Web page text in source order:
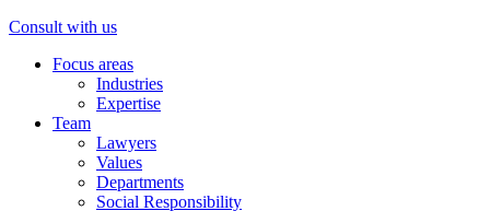
Consult with us
Focus areas
Industries
Expertise
Team
Lawyers
Values
Departments
Social Responsibility